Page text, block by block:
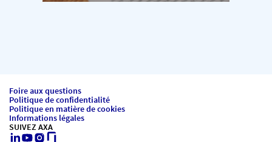
Foire aux questions
Politique de confidentialité
Politique en matière de cookies
Informations légales
SUIVEZ AXA
LinkedIn
Youtube
Instagram
Glassdoor